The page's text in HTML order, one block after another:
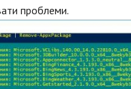
проблеми.